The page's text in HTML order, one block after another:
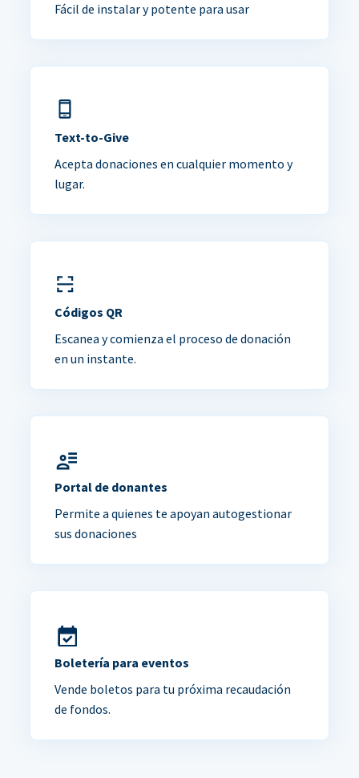
Fácil de instalar y potente para usar
Text-to-Give
Acepta donaciones en cualquier momento y
lugar.
Códigos QR
Escanea y comienza el proceso de donación
en un instante.
Portal de donantes
Permite a quienes te apoyan autogestionar
sus donaciones
Boletería para eventos
Vende boletos para tu próxima recaudación
de fondos.